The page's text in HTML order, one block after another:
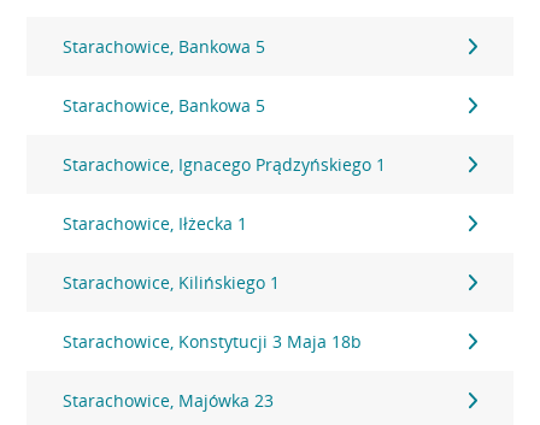
Starachowice, Bankowa 5
Starachowice, Bankowa 5
Starachowice, Ignacego Prądzyńskiego 1
Starachowice, Iłżecka 1
Starachowice, Kilińskiego 1
Starachowice, Konstytucji 3 Maja 18b
Starachowice, Majówka 23